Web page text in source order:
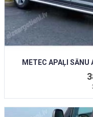
METEC APAĻI